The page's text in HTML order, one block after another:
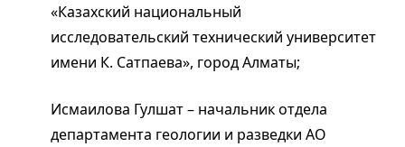
«Казахский национальный
исследовательский технический университет
имени К. Сатпаева», город Алматы;
Исмаилова Гулшат – начальник отдела
департамента геологии и разведки АО